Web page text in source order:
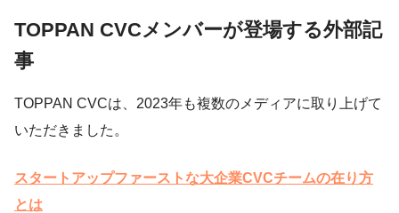
TOPPAN CVCメンバーが登場する外部記
事
TOPPAN CVCは、2023年も複数のメディアに取り上げて
いただきました。
スタートアップファーストな大企業CVCチームの在り方
とは